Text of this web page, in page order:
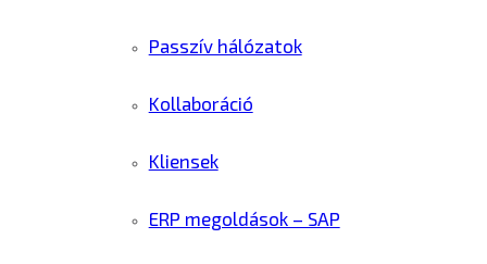
Passzív hálózatok
Kollaboráció
Kliensek
ERP megoldások – SAP